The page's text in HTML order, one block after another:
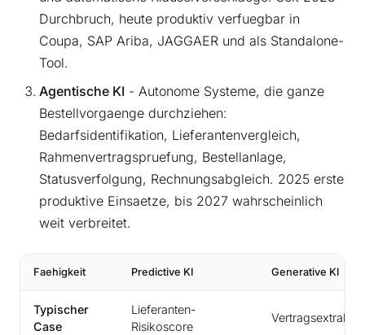
Durchbruch, heute produktiv verfuegbar in
Coupa, SAP Ariba, JAGGAER und als Standalone-
Tool.
Agentische KI - Autonome Systeme, die ganze
Bestellvorgaenge durchziehen:
Bedarfsidentifikation, Lieferantenvergleich,
Rahmenvertragspruefung, Bestellanlage,
Statusverfolgung, Rechnungsabgleich. 2025 erste
produktive Einsaetze, bis 2027 wahrscheinlich
weit verbreitet.
Faehigkeit Predictive KI Generative KI
Typischer
Case
Lieferanten-
Risikoscore